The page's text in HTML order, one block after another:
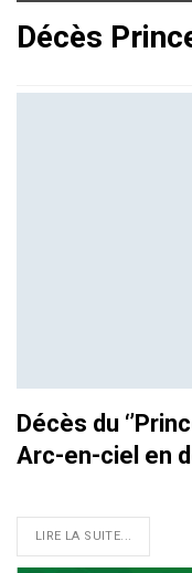
Décès
Décès du
Arc-en-ciel en
LIRE LA SUITE...